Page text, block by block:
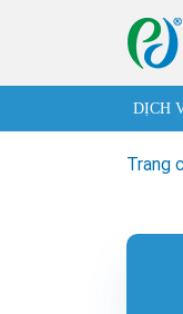
DỊCH
Trang